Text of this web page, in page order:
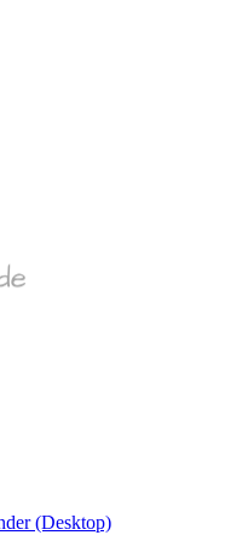
(Desktop)